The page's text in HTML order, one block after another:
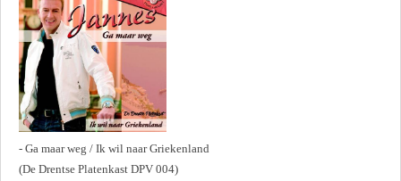
- Ga maar weg / Ik wil naar Griekenland
(De Drentse Platenkast DPV 004)